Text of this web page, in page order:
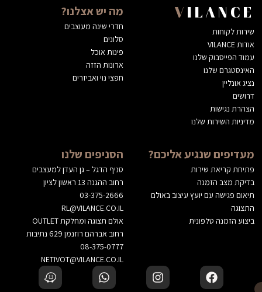
VILANCE
שירות לקוחות
אודות VILANCE
עמוד הפייסבוק שלנו
האינסטגרם שלנו
נציג אונליין
דרושים
הצהרת נגישות
מדיניות השירות שלנו
מה יש אצלנו?
חדרי שינה מעוצבים
סלונים
פינות אוכל
ארונות הזזה
חפצי נוי ואביזרים
מעדיפים שנגיע אליכם?
פתיחת קריאת שירות
בדיקת מצב הזמנה
תיאום פגישה עם יועץ עיצוב באולם
התצוגה
ביצוע הזמנה טלפונית
הסניפים שלנו
סניף הדגל – גן העדן למעצבים
רחוב ההגנה 13 ראשון לציון
03-375-2666
RL@VILANCE.CO.IL
אולם תצוגה ומחלקת OUTLET
רחוב אברהם רוזנמן 629 נתיבות
08-375-0777
NETIVOT@VILANCE.CO.IL